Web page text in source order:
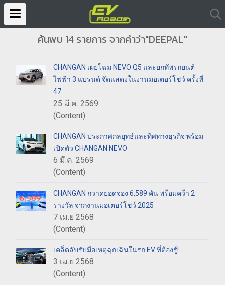
ค้นพบ 14 รายการ จากคำว่า"DEEPAL"
CHANGAN เผยโฉม NEVO Q5 และยกทัพรถยนต์
ไฟฟ้า 3 แบรนด์ จัดแสดงในงานมอเตอร์โชว์ ครั้งที่
47
25 มี.ค. 2569
(Content)
CHANGAN ประกาศกลยุทธ์และทิศทางธุรกิจ พร้อม
เปิดตัว CHANGAN NEVO
6 มี.ค. 2569
(Content)
CHANGAN กวาดยอดจอง 6,589 คัน พร้อมคว้า 2
รางวัล จากงานมอเตอร์โชว์ 2025
7 เม.ย 2568
(Content)
เคล็ดลับรับมือเหตุฉุกเฉินในรถ EV ที่ต้องรู้!
3 เม.ย 2568
(Content)